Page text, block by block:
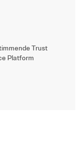
Trust
Platform